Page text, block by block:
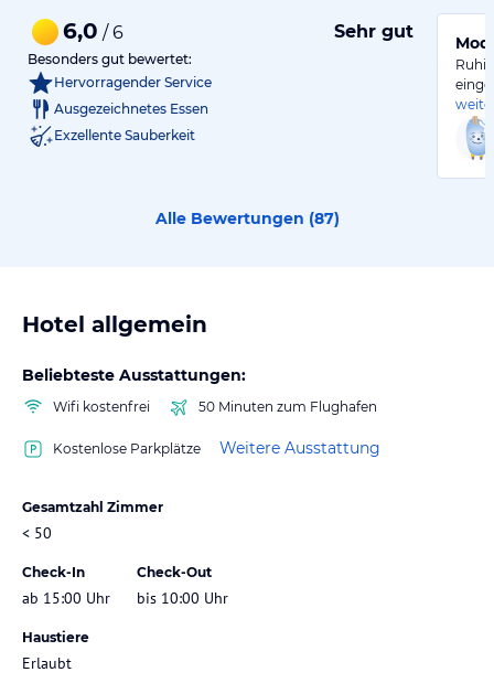
6,0 / 6 Sehr gut
Besonders gut bewertet:
Hervorragender Service
Ausgezeichnetes Essen
Exzellente Sauberkeit
Alle Bewertungen (87)
Hotel allgemein
Beliebteste Ausstattungen:
Wifi kostenfrei 50 Minuten zum Flughafen
Kostenlose Parkplätze Weitere Ausstattung
Gesamtzahl Zimmer
< 50
Check-In
ab 15:00 Uhr
Check-Out
bis 10:00 Uhr
Haustiere
Erlaubt